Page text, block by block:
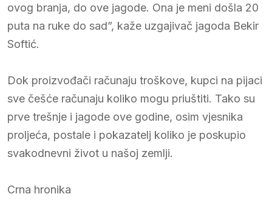
ovog branja, do ove jagode. Ona je meni došla 20
puta na ruke do sad”, kaže uzgajivač jagoda Bekir
Softić.
Dok proizvođači računaju troškove, kupci na pijaci
sve češće računaju koliko mogu priuštiti. Tako su
prve trešnje i jagode ove godine, osim vjesnika
proljeća, postale i pokazatelj koliko je poskupio
svakodnevni život u našoj zemlji.
Crna hronika